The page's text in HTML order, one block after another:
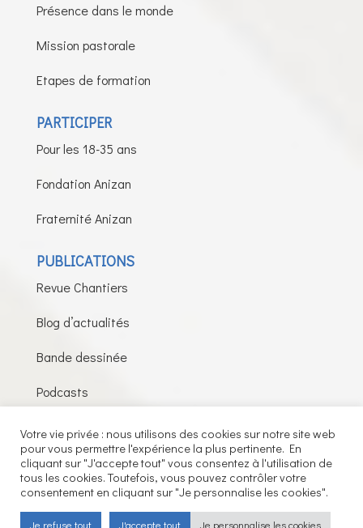
Présence dans le monde
Mission pastorale
Etapes de formation
PARTICIPER
Pour les 18-35 ans
Fondation Anizan
Fraternité Anizan
PUBLICATIONS
Revue Chantiers
Blog d’actualités
Bande dessinée
Podcasts
Fils de la Charité © 2026 – Tous droits réservés –
Mentions légales
Votre vie privée : nous utilisons des cookies sur notre site web
pour vous permettre l'expérience la plus pertinente. En
cliquant sur "J'accepte tout" vous consentez à l'utilisation de
tous les cookies. Toutefois, vous pouvez contrôler votre
consentement en cliquant sur "Je personnalise les cookies".
Je refuse tout J'accepte tout Je personnalise les cookies